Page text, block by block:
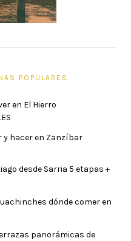
POPULARES
en El Hierro
y hacer en Zanzíbar
desde Sarria 5 etapas +
dónde comer en
panorámicas de